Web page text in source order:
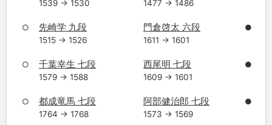
1539 → 1530 1477 → 1486
○ 先崎学 九段
1515 → 1526
門倉啓太 六段
1611 → 1601
●
○ 千葉幸生 七段
1579 → 1588
西尾明 七段
1609 → 1601
●
○ 都成竜馬 七段
1764 → 1768
阿部健治郎 七段
1573 → 1569
●